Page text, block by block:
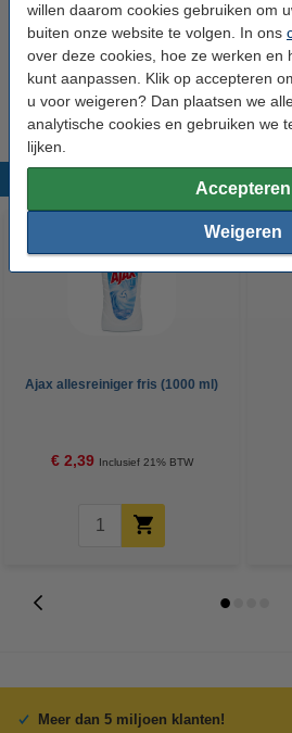
willen daarom cookies gebruiken om
buiten onze website te volgen. In ons
over deze cookies, hoe ze werken en
kunt aanpassen. Klik op accepteren
u voor weigeren? Dan plaatsen we
analytische cookies en gebruiken we
lijken.
Accepteren
Weigeren
Aanbieding:
6 flessen - 114 wasbeurten
€ 28,99
Populaire
Ajax allesreiniger fris (1000 ml)
€ 2,39 Inclusief 21% BTW
Meer dan 5 miljoen klanten!